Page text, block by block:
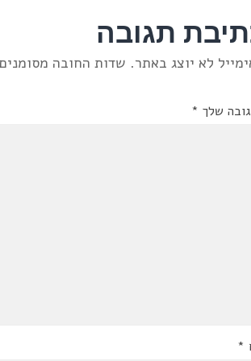
תגובה
לא יוצג באתר. שדות החובה
שלך *
*